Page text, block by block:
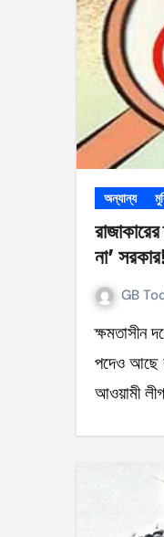
অন্যান্য
না’
GB
ক্ষমতাসীন দলেও আছে রাজাকার। সরকারের গুরুত্বপূর্ণ
পদেও আছে
আওয়ামী